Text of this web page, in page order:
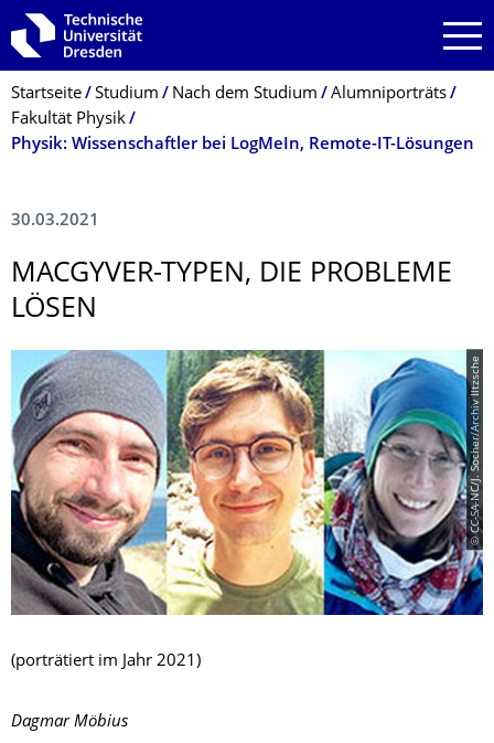
Zur Hauptnavigation springen
Zur Suche springen
Zum Inhalt springen
Breadcrumb-Menü
Startseite Studium Nach dem Studium
Alumniporträts
Fakultät Physik
Physik: Wissenschaftler bei LogMeIn, Remote-IT-Lösungen
30.03.2021
MACGYVER-TYPEN, DIE PROBLEME
LÖSEN
© CC-SA-NC/J. Socher/Archiv Iltzsche
(porträtiert im Jahr 2021)
Dagmar Möbius